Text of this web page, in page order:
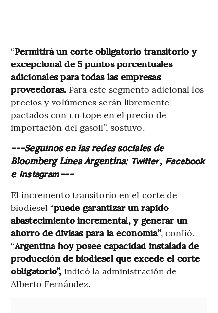
“Permitirá un corte obligatorio transitorio y
excepcional de 5 puntos porcentuales
adicionales para todas las empresas
proveedoras. Para este segmento adicional los
precios y volúmenes serán libremente
pactados con un tope en el precio de
importación del gasoil”, sostuvo.
---Seguínos en las redes sociales de
Bloomberg Línea Argentina: Twitter, Facebook
e Instagram---
El incremento transitorio en el corte de
biodiesel “puede garantizar un rápido
abastecimiento incremental, y generar un
ahorro de divisas para la economía”, confió.
“Argentina hoy posee capacidad instalada de
producción de biodiesel que excede el corte
obligatorio”, indicó la administración de
Alberto Fernández.